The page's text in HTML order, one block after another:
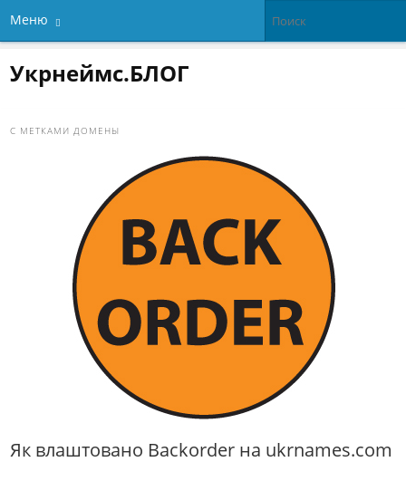
Меню
Укрнеймс.БЛОГ
С МЕТКАМИ ДОМЕНЫ
Як влаштовано Backorder на ukrnames.com